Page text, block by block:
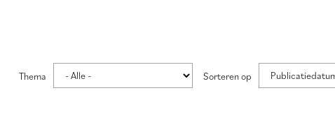
Thema Sorteren op